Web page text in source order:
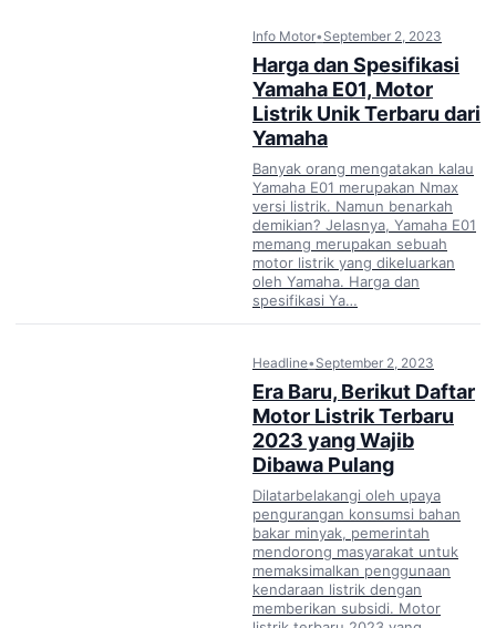
Info Motor• September 2, 2023
Harga dan Spesifikasi
Yamaha E01, Motor
Listrik Unik Terbaru dari
Yamaha
Banyak orang mengatakan kalau
Yamaha E01 merupakan Nmax
versi listrik. Namun benarkah
demikian? Jelasnya, Yamaha E01
memang merupakan sebuah
motor listrik yang dikeluarkan
oleh Yamaha. Harga dan
spesifikasi Ya…
Headline• September 2, 2023
Era Baru, Berikut Daftar
Motor Listrik Terbaru
2023 yang Wajib
Dibawa Pulang
Dilatarbelakangi oleh upaya
pengurangan konsumsi bahan
bakar minyak, pemerintah
mendorong masyarakat untuk
memaksimalkan penggunaan
kendaraan listrik dengan
memberikan subsidi. Motor